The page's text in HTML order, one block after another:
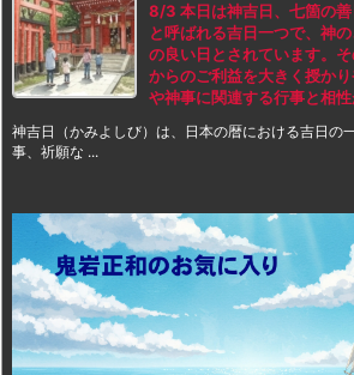
8/3 本日は神吉日、七箇の善
と呼ばれる吉日一つで、神
の良い日とされています。
からのご利益を大きく授か
や神事に関連する行事と相性
神吉日（かみよしび）は、日本の暦における吉日の
事、祈願な ...